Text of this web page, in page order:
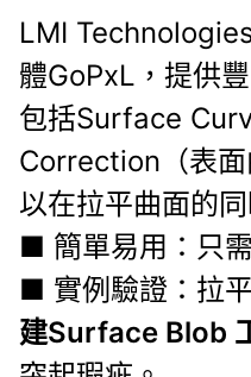
LMI
體GoPxL，提供
包括Surface
Correction（表
以在拉平曲面的
■ 簡單易用：只
■ 實例驗證：拉
建Surface Blob